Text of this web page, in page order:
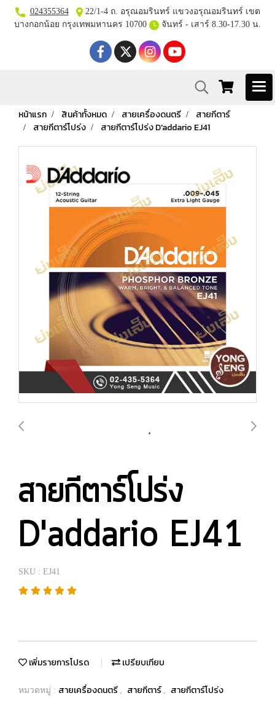
024355364
22/1-4 ถ. อรุณอมรินทร์ แขวงอรุณอมรินทร์ เขต
บางกอกน้อย กรุงเทพมหานคร 10700
จันทร์ - เสาร์ 8.30-17.30 น.
หน้าแรก สินค้าทั้งหมด สายเครื่องดนตรี
สายกีตาร์
สายกีตาร์โปร่ง
สายกีตาร์โปร่ง D'addario EJ41
สายกีตาร์โปร่ง
D'addario EJ41
SKU : EJ41
เพิ่มรายการโปรด เปรียบเทียบ
หมวดหมู่ : สายเครื่องดนตรี , สายกีตาร์ , สายกีตาร์โปร่ง